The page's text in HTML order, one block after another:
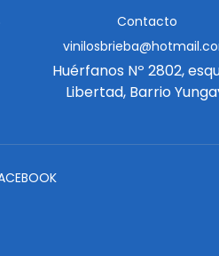
Contacto
Huérfanos Nº 2802,
Libertad, Barrio